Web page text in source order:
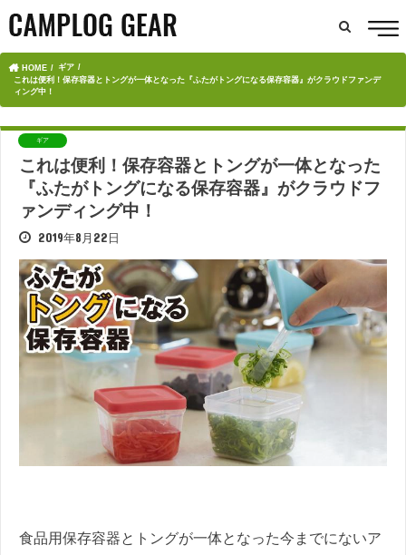
HOME
ギア
これは便利！保存容器とトングが一体となった『ふたがトングになる保存容器』がクラウドファンデ
ィング中！
ギア
これは便利！保存容器とトングが一体となった
『ふたがトングになる保存容器』がクラウドフ
ァンディング中！
2019年8月22日
食品用保存容器とトングが一体となった今までにないア